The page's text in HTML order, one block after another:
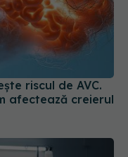
riscul de AVC.
afectează creierul